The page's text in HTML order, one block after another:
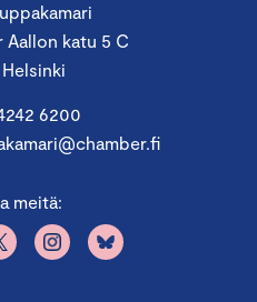
Aallon katu 5 C
Helsinki
6200
meitä: